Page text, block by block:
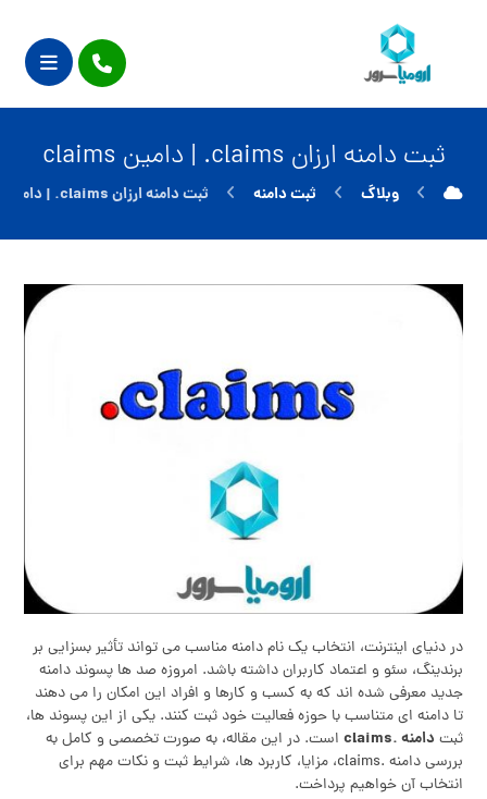
ثبت دامنه ارزان claims. | دامین claims
وبلاگ ثبت دامنه ثبت دامنه ارزان claims. | دامین claims
در دنیای اینترنت، انتخاب یک نام دامنه مناسب می‌ تواند تأثیر بسزایی بر
برندینگ، سئو و اعتماد کاربران داشته باشد. امروزه صد ها پسوند دامنه
جدید معرفی شده‌ اند که به کسب‌ و کارها و افراد این امکان را می‌ دهند
تا دامنه‌ ای متناسب با حوزه فعالیت خود ثبت کنند. یکی از این پسوند ها،
ثبت دامنه .claims
است. در این مقاله، به صورت تخصصی و کامل به
بررسی دامنه .claims، مزایا، کاربرد ها، شرایط ثبت و نکات مهم برای
انتخاب آن خواهیم پرداخت.